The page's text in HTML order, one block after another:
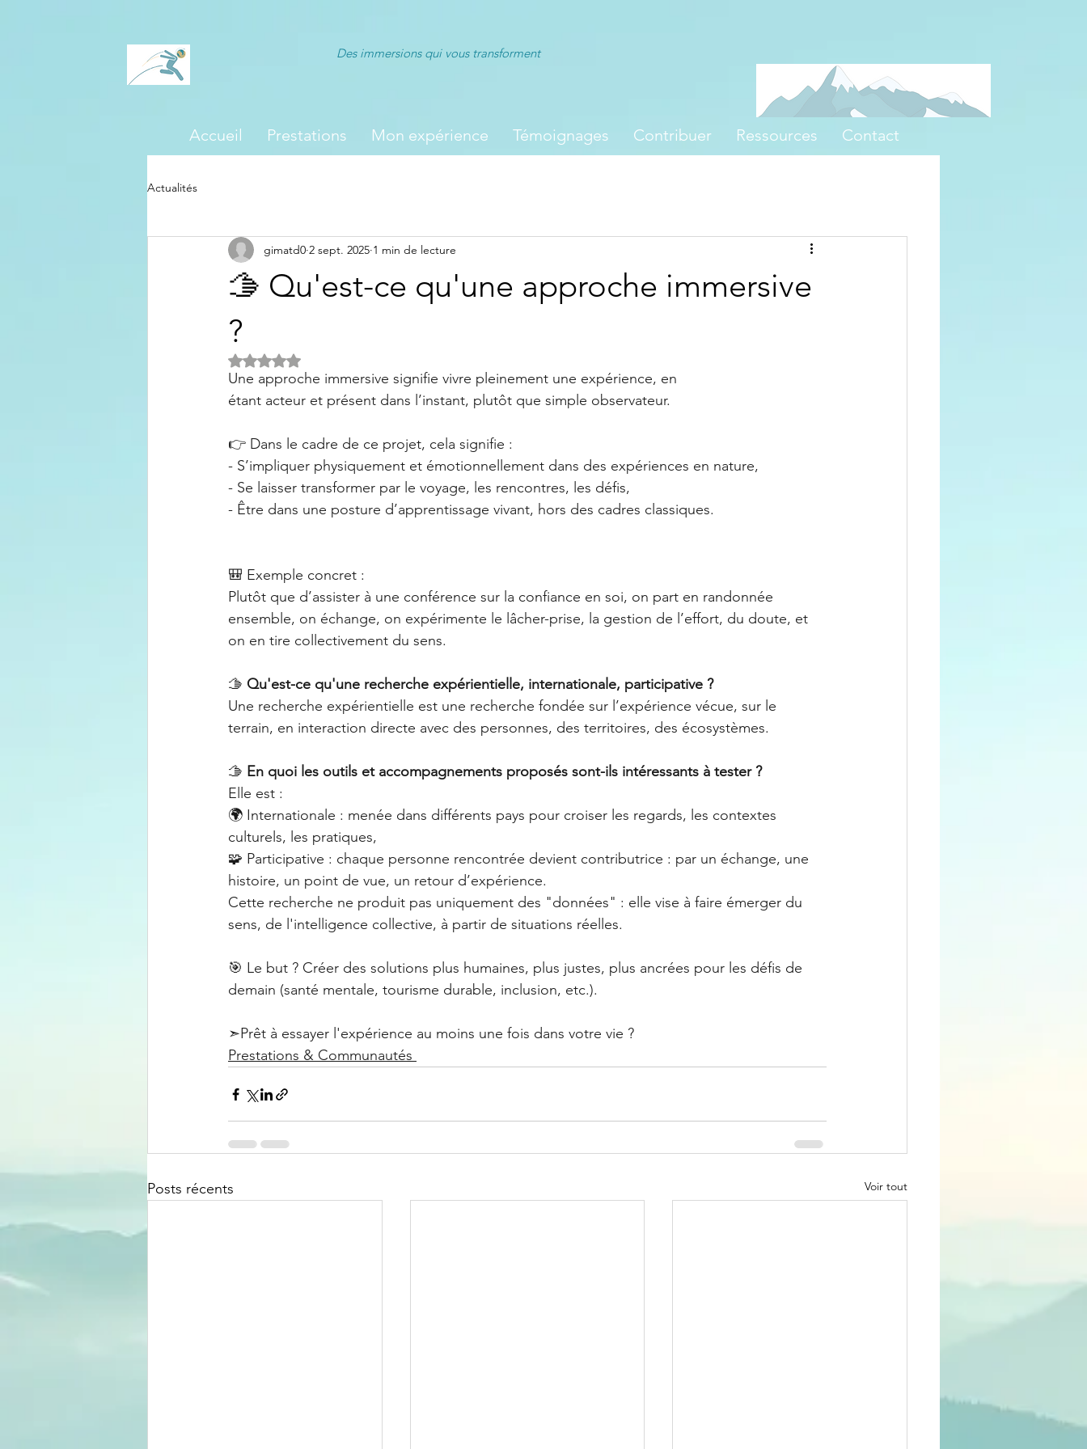
Des immersions qui vous transforment
Accueil Prestations Mon expérience Témoignages Contribuer Ressources Contact
Actualités
🫱 Qu'est-ce qu'une approche immersive
?
gimatd0 2 sept. 2025 1 min de lecture
Noté NaN étoiles sur 5.
Une approche immersive signifie vivre pleinement une expérience, en
étant acteur et présent dans l’instant, plutôt que simple observateur.
👉 Dans le cadre de ce projet, cela signifie :
- S’impliquer physiquement et émotionnellement dans des expériences en nature,
- Se laisser transformer par le voyage, les rencontres, les défis,
- Être dans une posture d’apprentissage vivant, hors des cadres classiques.
🎒 Exemple concret :
Plutôt que d’assister à une conférence sur la confiance en soi, on part en randonnée
ensemble, on échange, on expérimente le lâcher-prise, la gestion de l’effort, du doute, et
on en tire collectivement du sens.
🫱 Qu'est-ce qu'une recherche expérientielle, internationale, participative ?
Une recherche expérientielle est une recherche fondée sur l’expérience vécue, sur le
terrain, en interaction directe avec des personnes, des territoires, des écosystèmes.
🫱 En quoi les outils et accompagnements proposés sont-ils intéressants à tester ?
Elle est :
🌍 Internationale : menée dans différents pays pour croiser les regards, les contextes
culturels, les pratiques,
🧩 Participative : chaque personne rencontrée devient contributrice : par un échange, une
histoire, un point de vue, un retour d’expérience.
Cette recherche ne produit pas uniquement des "données" : elle vise à faire émerger du
sens, de l'intelligence collective, à partir de situations réelles.
🎯 Le but ? Créer des solutions plus humaines, plus justes, plus ancrées pour les défis de
demain (santé mentale, tourisme durable, inclusion, etc.).
➣Prêt à essayer l'expérience au moins une fois dans votre vie ?
Prestations & Communautés
Posts récents Voir tout